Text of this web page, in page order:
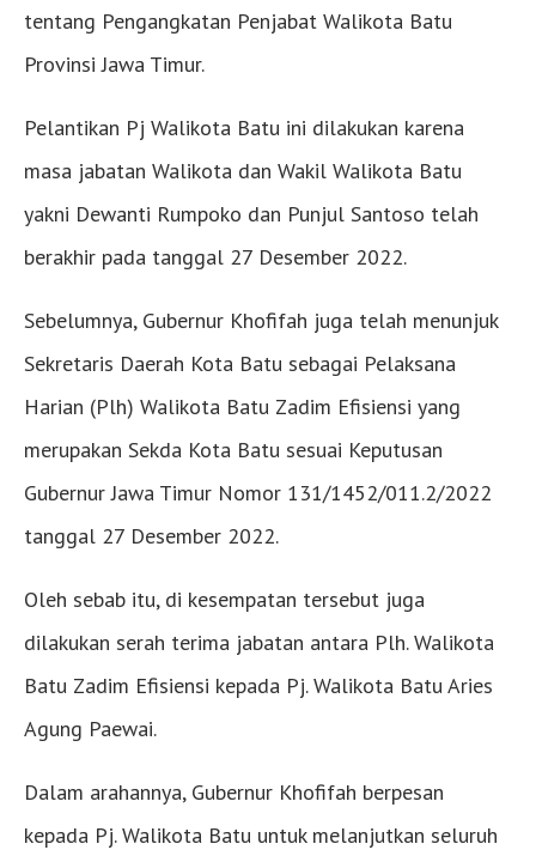
tentang Pengangkatan Penjabat Walikota Batu
Provinsi Jawa Timur.
Pelantikan Pj Walikota Batu ini dilakukan karena
masa jabatan Walikota dan Wakil Walikota Batu
yakni Dewanti Rumpoko dan Punjul Santoso telah
berakhir pada tanggal 27 Desember 2022.
Sebelumnya, Gubernur Khofifah juga telah menunjuk
Sekretaris Daerah Kota Batu sebagai Pelaksana
Harian (Plh) Walikota Batu Zadim Efisiensi yang
merupakan Sekda Kota Batu sesuai Keputusan
Gubernur Jawa Timur Nomor 131/1452/011.2/2022
tanggal 27 Desember 2022.
Oleh sebab itu, di kesempatan tersebut juga
dilakukan serah terima jabatan antara Plh. Walikota
Batu Zadim Efisiensi kepada Pj. Walikota Batu Aries
Agung Paewai.
Dalam arahannya, Gubernur Khofifah berpesan
kepada Pj. Walikota Batu untuk melanjutkan seluruh